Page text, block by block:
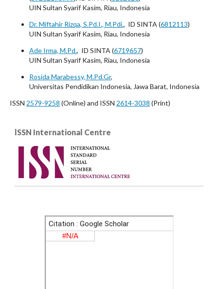
UIN Sultan Syarif Kasim, Riau, Indonesia
Dr. Miftahir Rizqa, S.Pd.I., M.Pdi., ID SINTA (6812113)
UIN Sultan Syarif Kasim, Riau, Indonesia
Ade Irma, M.Pd., ID SINTA (6719657)
UIN Sultan Syarif Kasim, Riau, Indonesia
Rosida Marabessy, M.Pd.Gr,
Universitas Pendidikan Indonesia, Jawa Barat, Indonesia
ISSN 2579-9258 (Online) and ISSN 2614-3038 (Print)
lSSN International Centre